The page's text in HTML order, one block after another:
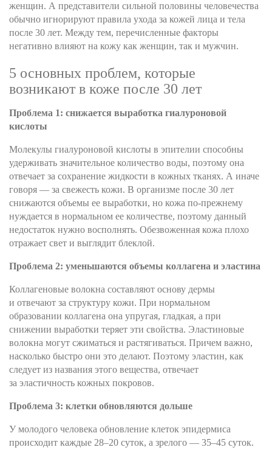
женщин. А представители сильной половины человечества
обычно игнорируют правила ухода за кожей лица и тела
после 30 лет. Между тем, перечисленные факторы
негативно влияют на кожу как женщин, так и мужчин.
5 основных проблем, которые
возникают в коже после 30 лет
Проблема 1: снижается выработка гиалуроновой
кислоты
Молекулы гиалуроновой кислоты в эпителии способны
удерживать значительное количество воды, поэтому она
отвечает за сохранение жидкости в кожных тканях. А иначе
говоря — за свежесть кожи. В организме после 30 лет
снижаются объемы ее выработки, но кожа по-прежнему
нуждается в нормальном ее количестве, поэтому данный
недостаток нужно восполнять. Обезвоженная кожа плохо
отражает свет и выглядит блеклой.
Проблема 2: уменьшаются объемы коллагена и эластина
Коллагеновые волокна составляют основу дермы
и отвечают за структуру кожи. При нормальном
образовании коллагена она упругая, гладкая, а при
снижении выработки теряет эти свойства. Эластиновые
волокна могут сжиматься и растягиваться. Причем важно,
насколько быстро они это делают. Поэтому эластин, как
следует из названия этого вещества, отвечает
за эластичность кожных покровов.
Проблема 3: клетки обновляются дольше
У молодого человека обновление клеток эпидермиса
происходит каждые 28–20 суток, а зрелого — 35–45 суток.